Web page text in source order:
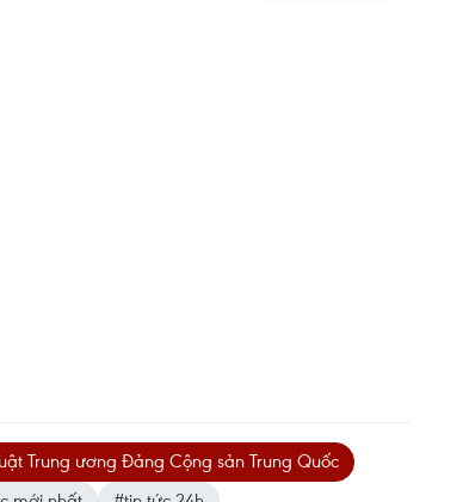
Trung ương Đảng Cộng sản Trung Quốc